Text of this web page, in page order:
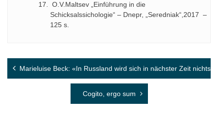
O.V.Maltsev „Einführung in die
Schicksalssichologie“ – Dnepr, „Seredniak“,2017 –
125 s.
Beitragsnavigation
Marieluise Beck: «In Russland wird sich in nächster Zeit nichts
Cogito, ergo sum